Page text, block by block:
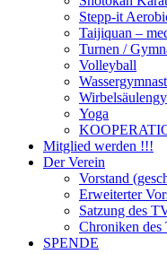
Stepp-it
Taijiquan –
Turnen /
Volleyball
Yoga
Mitglied werden !!!
Der Verein
Vorstand
Erweiterter
Satzung des
Chroniken des
SPENDE